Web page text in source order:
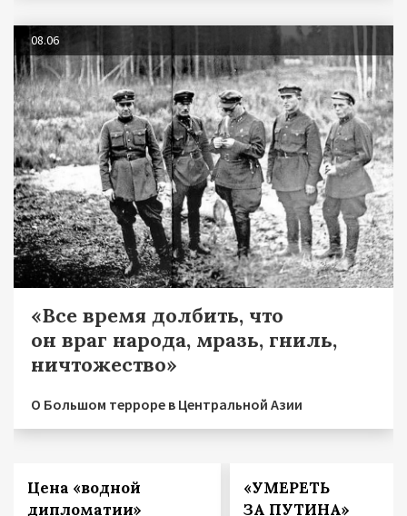
08.06
«Все время долбить, что
он враг народа, мразь, гниль,
ничтожество»
О Большом терроре в Центральной Азии
Цена «водной
дипломатии»
«УМЕРЕТЬ
ЗА ПУТИНА»